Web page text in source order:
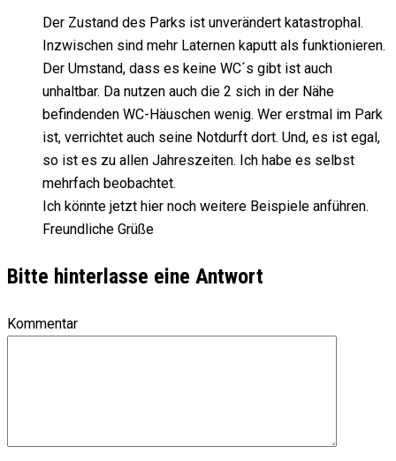
Der Zustand des Parks ist unverändert katastrophal.
Inzwischen sind mehr Laternen kaputt als funktionieren.
Der Umstand, dass es keine WC´s gibt ist auch
unhaltbar. Da nutzen auch die 2 sich in der Nähe
befindenden WC-Häuschen wenig. Wer erstmal im Park
ist, verrichtet auch seine Notdurft dort. Und, es ist egal,
so ist es zu allen Jahreszeiten. Ich habe es selbst
mehrfach beobachtet.
Ich könnte jetzt hier noch weitere Beispiele anführen.
Freundliche Grüße
Bitte hinterlasse eine Antwort
Kommentar